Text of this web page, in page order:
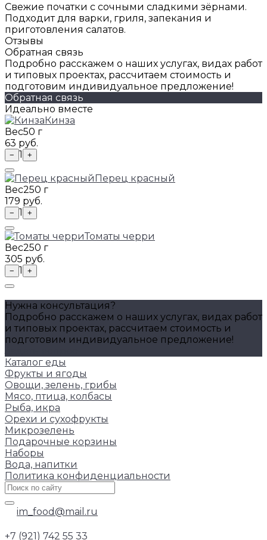
Свежие початки с сочными сладкими зёрнами.
Подходит для варки, гриля, запекания и
приготовления салатов.
Отзывы
Обратная связь
Подробно расскажем о наших услугах, видах работ
и типовых проектах, рассчитаем стоимость и
подготовим индивидуальное предложение!
Обратная связь
Идеально вместе
Кинза
Вес50 г
63 руб.
− 1 +
Перец красный
Вес250 г
179 руб.
− 1 +
Томаты черри
Вес250 г
305 руб.
− 1 +
Нужна консультация?
Подробно расскажем о наших услугах, видах работ
и типовых проектах, рассчитаем стоимость и
подготовим индивидуальное предложение!
Каталог еды
Фрукты и ягоды
Овощи, зелень, грибы
Мясо, птица, колбасы
Рыба, икра
Орехи и сухофрукты
Микрозелень
Подарочные корзины
Наборы
Вода, напитки
Политика конфиденциальности
im_food@mail.ru
+7 (921) 742 55 33